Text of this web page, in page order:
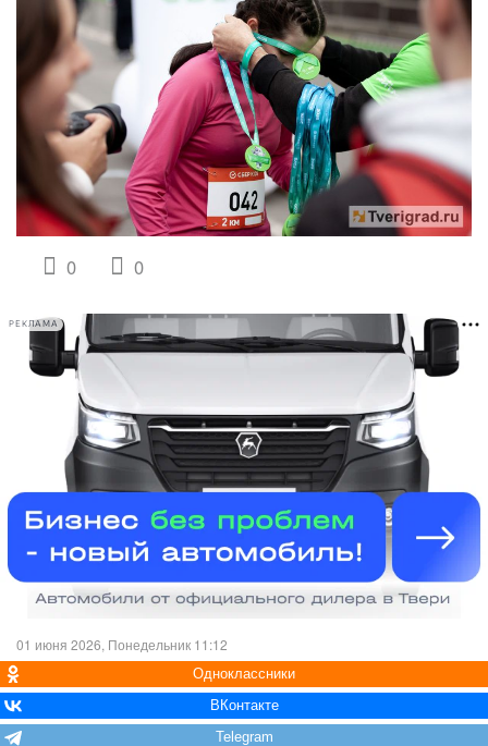
0 0
РЕКЛАМА
01 июня 2026, Понедельник 11:12
Одноклассники
ВКонтакте
Telegram